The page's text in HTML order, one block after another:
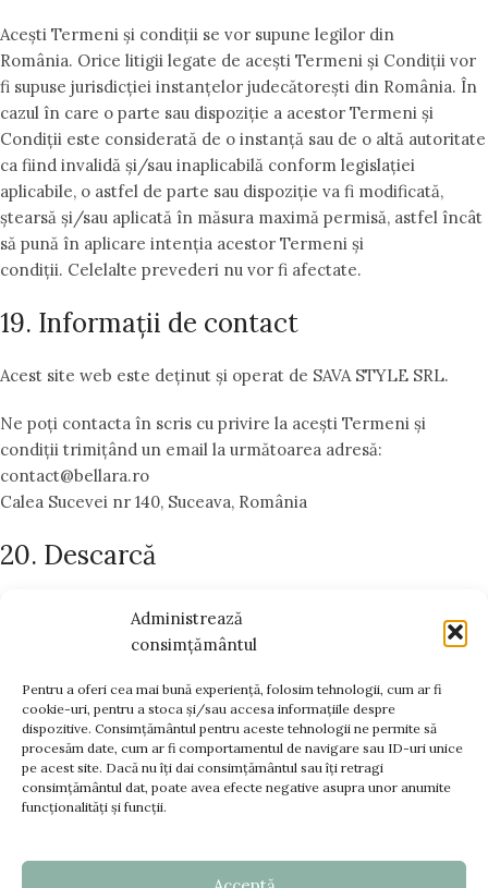
Administrează
consimțământul
Pentru a oferi cea mai bună experiență, folosim tehnologii, cum ar fi
cookie-uri, pentru a stoca și/sau accesa informațiile despre
dispozitive. Consimțământul pentru aceste tehnologii ne permite să
procesăm date, cum ar fi comportamentul de navigare sau ID-uri unice
pe acest site. Dacă nu îți dai consimțământul sau îți retragi
consimțământul dat, poate avea efecte negative asupra unor anumite
funcționalități și funcții.
Acești Termeni și condiții se vor supune legilor din
România. Orice litigii legate de acești Termeni și Condiții vor
fi supuse jurisdicției instanțelor judecătorești din România. În
cazul în care o parte sau dispoziție a acestor Termeni și
Condiții este considerată de o instanță sau de o altă autoritate
ca fiind invalidă și/sau inaplicabilă conform legislației
aplicabile, o astfel de parte sau dispoziție va fi modificată,
ștearsă și/sau aplicată în măsura maximă permisă, astfel încât
să pună în aplicare intenția acestor Termeni și
condiții. Celelalte prevederi nu vor fi afectate.
19. Informații de contact
Acest site web este deținut și operat de SAVA STYLE SRL.
Ne poți contacta în scris cu privire la acești Termeni și
condiții trimițând un email la următoarea adresă:
contact@bellara.ro
Calea Sucevei nr 140, Suceava, România
20. Descarcă
De asemenea, poți să descarci Termeni și condiții ca un fișier
www.bellara.ro;
www.voalurimirese.ro;
+40 725 866 666
contact@bellara.ro